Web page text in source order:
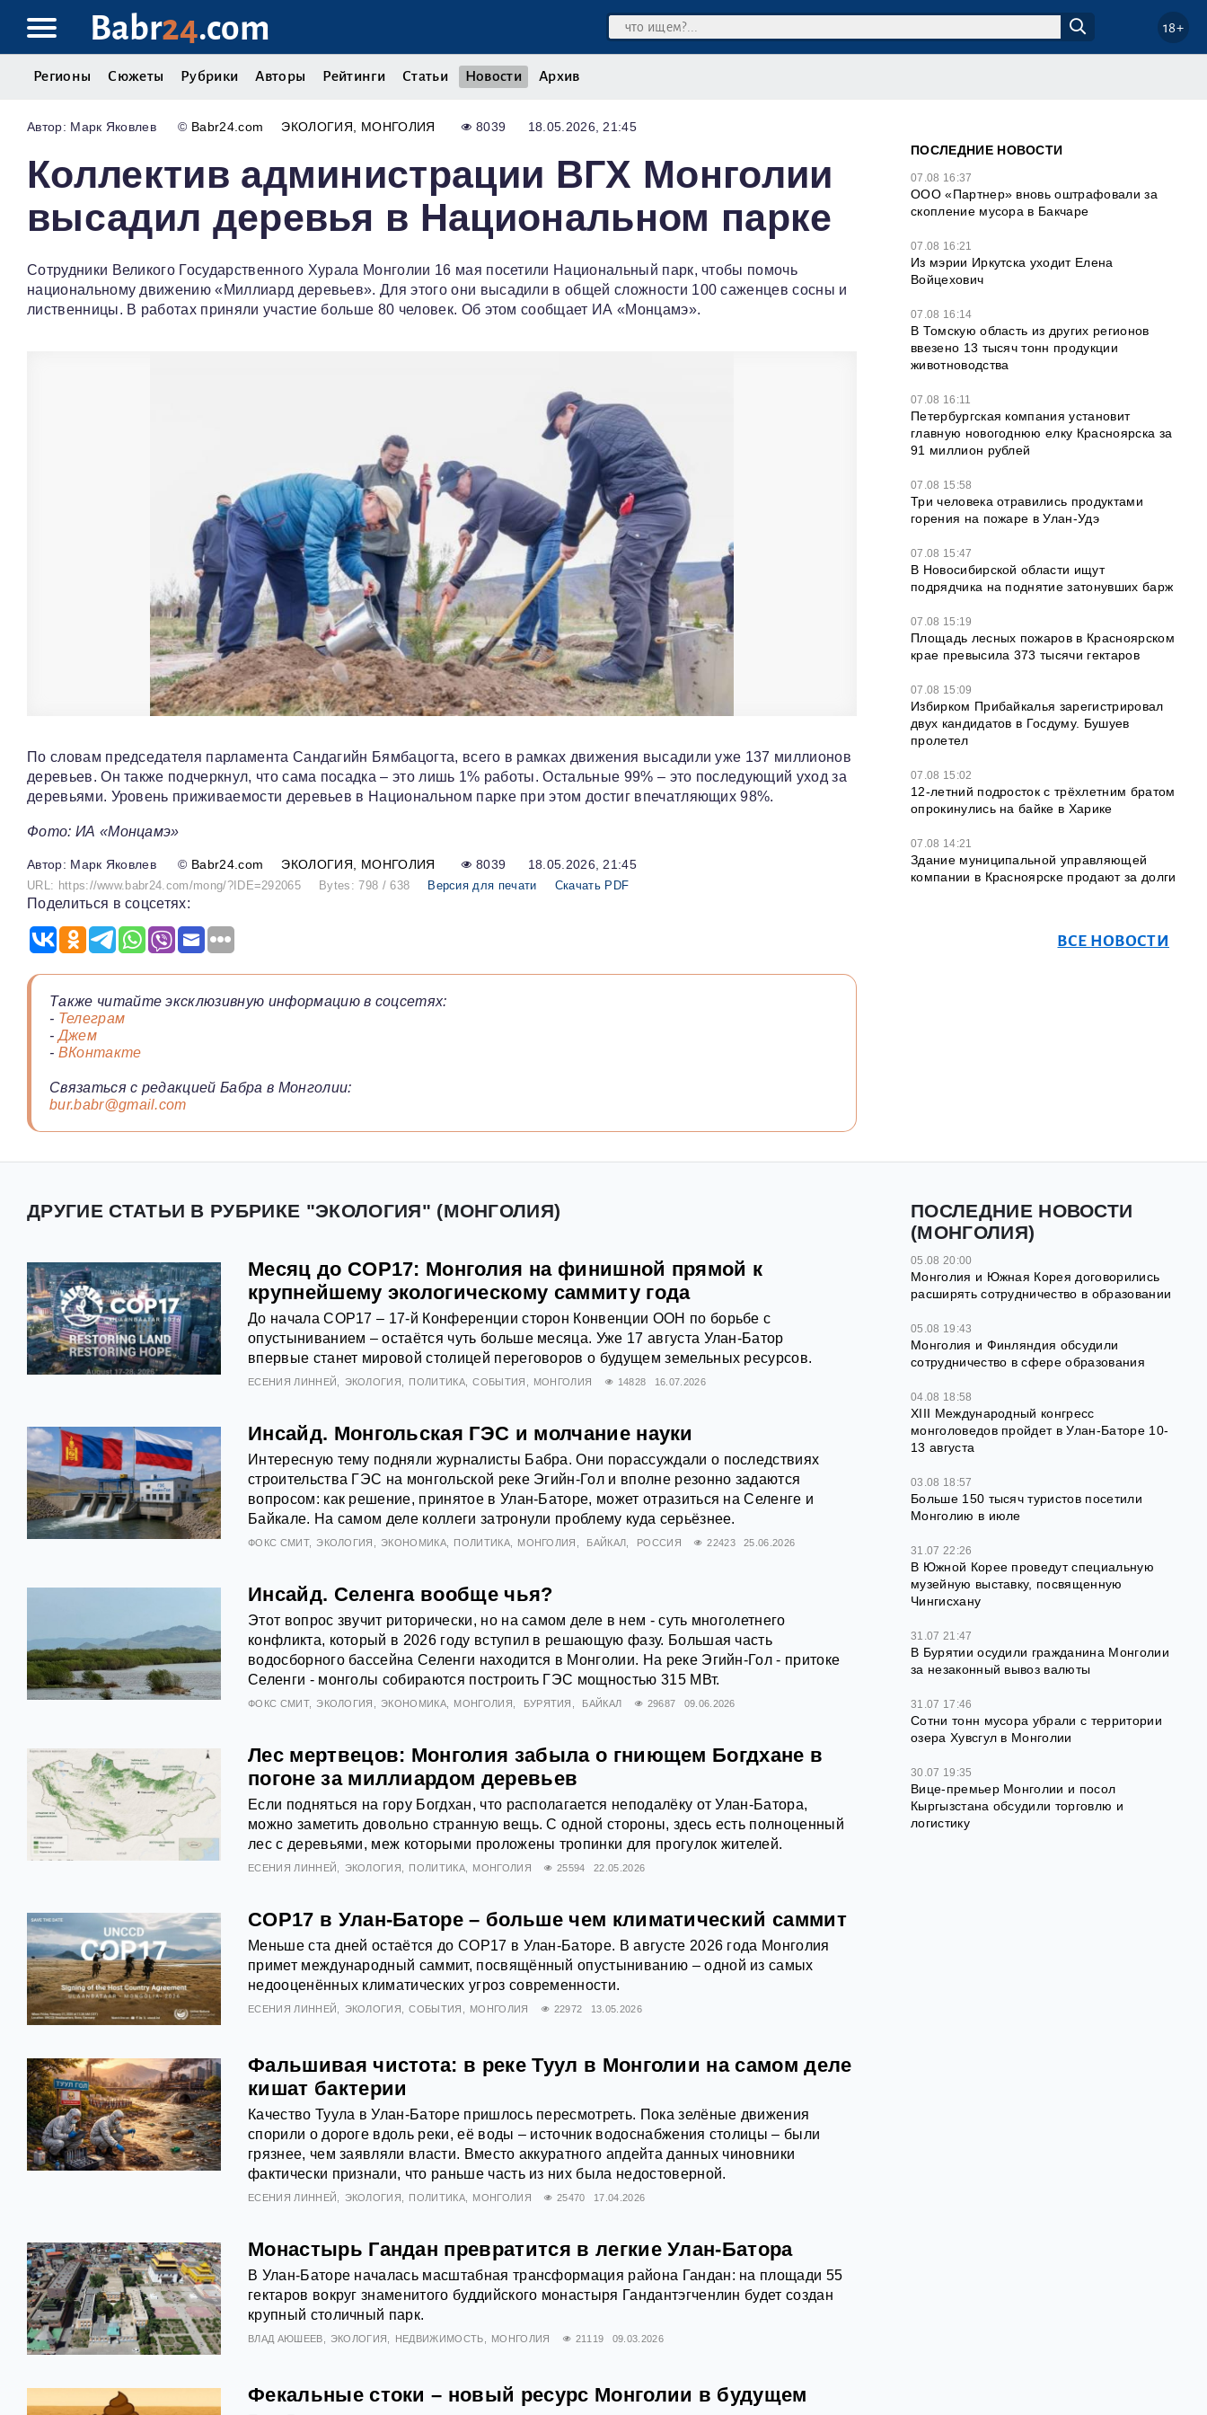
Babr24.com 18+
Регионы Сюжеты Рубрики Авторы Рейтинги Статьи Новости Архив
Марк Яковлев © Babr24.com ЭКОЛОГИЯ МОНГОЛИЯ 8039 18.05.2026, 21:45
Коллектив администрации ВГХ Монголии
высадил деревья в Национальном парке
Сотрудники Великого Государственного Хурала Монголии 16 мая посетили Национальный парк, чтобы помочь
национальному движению «Миллиард деревьев». Для этого они высадили в общей сложности 100 саженцев сосны и
лиственницы. В работах приняли участие больше 80 человек. Об этом сообщает ИА «Монцамэ».
По словам председателя парламента Сандагийн Бямбацогта, всего в рамках движения высадили уже 137 миллионов
деревьев. Он также подчеркнул, что сама посадка – это лишь 1% работы. Остальные 99% – это последующий уход за
деревьями. Уровень приживаемости деревьев в Национальном парке при этом достиг впечатляющих 98%.
Фото: ИА «Монцамэ»
Марк Яковлев © Babr24.com ЭКОЛОГИЯ МОНГОЛИЯ 8039 18.05.2026, 21:45
URL: https://www.babr24.com/mong/?IDE=292065 Bytes: 798 / 638 Версия для печати Скачать PDF
Поделиться в соцсетях:
Также читайте эксклюзивную информацию в соцсетях:
- Телеграм
-Джем
- ВКонтакте
Связаться с редакцией Бабра в Монголии:
bur.babr@gmail.com
ПОСЛЕДНИЕ НОВОСТИ
07.08 16:37
ООО «Партнер» вновь оштрафовали за
скопление мусора в Бакчаре
07.08 16:21
Из мэрии Иркутска уходит Елена
Войцехович
07.08 16:14
В Томскую область из других регионов
ввезено 13 тысяч тонн продукции
животноводства
07.08 16:11
Петербургская компания установит
главную новогоднюю елку Красноярска за
91 миллион рублей
07.08 15:58
Три человека отравились продуктами
горения на пожаре в Улан-Удэ
07.08 15:47
В Новосибирской области ищут
подрядчика на поднятие затонувших барж
07.08 15:19
Площадь лесных пожаров в Красноярском
крае превысила 373 тысячи гектаров
07.08 15:09
Избирком Прибайкалья зарегистрировал
двух кандидатов в Госдуму. Бушуев
пролетел
07.08 15:02
12‑летний подросток с трёхлетним братом
опрокинулись на байке в Харике
07.08 14:21
Здание муниципальной управляющей
компании в Красноярске продают за долги
ВСЕ НОВОСТИ
ДРУГИЕ СТАТЬИ В РУБРИКЕ "ЭКОЛОГИЯ" (МОНГОЛИЯ)
Месяц до COP17: Монголия на финишной прямой к
крупнейшему экологическому саммиту года
До начала COP17 – 17-й Конференции сторон Конвенции ООН по борьбе с
опустыниванием – остаётся чуть больше месяца. Уже 17 августа Улан-Батор
впервые станет мировой столицей переговоров о будущем земельных ресурсов.
ЕСЕНИЯ ЛИННЕЙ ЭКОЛОГИЯ ПОЛИТИКА СОБЫТИЯ МОНГОЛИЯ 14828 16.07.2026
Инсайд. Монгольская ГЭС и молчание науки
Интересную тему подняли журналисты Бабра. Они порассуждали о последствиях
строительства ГЭС на монгольской реке Эгийн-Гол и вполне резонно задаются
вопросом: как решение, принятое в Улан-Баторе, может отразиться на Селенге и
Байкале. На самом деле коллеги затронули проблему куда серьёзнее.
ФОКС СМИТ ЭКОЛОГИЯ ЭКОНОМИКА ПОЛИТИКА МОНГОЛИЯ БАЙКАЛ РОССИЯ 22423 25.06.2026
Инсайд. Селенга вообще чья?
Этот вопрос звучит риторически, но на самом деле в нем - суть многолетнего
конфликта, который в 2026 году вступил в решающую фазу. Большая часть
водосборного бассейна Селенги находится в Монголии. На реке Эгийн-Гол - притоке
Селенги - монголы собираются построить ГЭС мощностью 315 МВт.
ФОКС СМИТ ЭКОЛОГИЯ ЭКОНОМИКА МОНГОЛИЯ БУРЯТИЯ БАЙКАЛ 29687 09.06.2026
Лес мертвецов: Монголия забыла о гниющем Богдхане в
погоне за миллиардом деревьев
Если подняться на гору Богдхан, что располагается неподалёку от Улан-Батора,
можно заметить довольно странную вещь. С одной стороны, здесь есть полноценный
лес с деревьями, меж которыми проложены тропинки для прогулок жителей.
ЕСЕНИЯ ЛИННЕЙ ЭКОЛОГИЯ ПОЛИТИКА МОНГОЛИЯ 25594 22.05.2026
COP17 в Улан-Баторе – больше чем климатический саммит
Меньше ста дней остаётся до COP17 в Улан‑Баторе. В августе 2026 года Монголия
примет международный саммит, посвящённый опустыниванию – одной из самых
недооценённых климатических угроз современности.
ЕСЕНИЯ ЛИННЕЙ ЭКОЛОГИЯ СОБЫТИЯ МОНГОЛИЯ 22972 13.05.2026
Фальшивая чистота: в реке Туул в Монголии на самом деле
кишат бактерии
Качество Туула в Улан-Баторе пришлось пересмотреть. Пока зелёные движения
спорили о дороге вдоль реки, её воды – источник водоснабжения столицы – были
грязнее, чем заявляли власти. Вместо аккуратного апдейта данных чиновники
фактически признали, что раньше часть из них была недостоверной.
ЕСЕНИЯ ЛИННЕЙ ЭКОЛОГИЯ ПОЛИТИКА МОНГОЛИЯ 25470 17.04.2026
Монастырь Гандан превратится в легкие Улан-Батора
В Улан-Баторе началась масштабная трансформация района Гандан: на площади 55
гектаров вокруг знаменитого буддийского монастыря Гандантэгченлин будет создан
крупный столичный парк.
ВЛАД АЮШЕЕВ ЭКОЛОГИЯ НЕДВИЖИМОСТЬ МОНГОЛИЯ 21119 09.03.2026
Фекальные стоки – новый ресурс Монголии в будущем
ПОСЛЕДНИЕ НОВОСТИ
(МОНГОЛИЯ)
05.08 20:00
Монголия и Южная Корея договорились
расширять сотрудничество в образовании
05.08 19:43
Монголия и Финляндия обсудили
сотрудничество в сфере образования
04.08 18:58
XIII Международный конгресс
монголоведов пройдет в Улан-Баторе 10-
13 августа
03.08 18:57
Больше 150 тысяч туристов посетили
Монголию в июле
31.07 22:26
В Южной Корее проведут специальную
музейную выставку, посвященную
Чингисхану
31.07 21:47
В Бурятии осудили гражданина Монголии
за незаконный вывоз валюты
31.07 17:46
Сотни тонн мусора убрали с территории
озера Хувсгул в Монголии
30.07 19:35
Вице-премьер Монголии и посол
Кыргызстана обсудили торговлю и
логистику